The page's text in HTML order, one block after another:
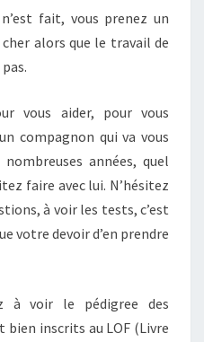
fait, vous prenez un
alors que le travail de
vous aider, pour vous
compagnon qui va vous
années, quel
faire avec lui. N’hésitez
à voir les tests, c’est
votre devoir d’en prendre
à voir le pédigree des
bien inscrits au LOF (Livre